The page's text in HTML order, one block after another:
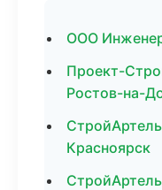
ООО
Проект-
Ростов-на-
Красноярск